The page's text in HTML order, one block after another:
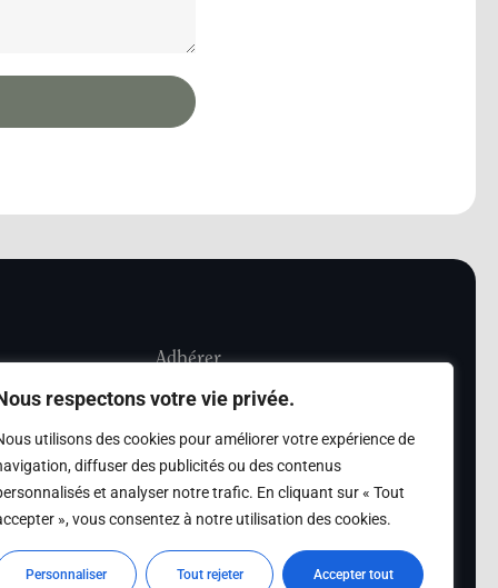
respectons votre vie privée.
utilisons des cookies pour améliorer votre expérience de
diffuser des publicités ou des contenus
et analyser notre trafic. En cliquant sur « Tout
», vous consentez à notre utilisation des cookies.
Personnaliser Tout rejeter Accepter tout
Les Amis de
de la
archives des Amis
Adhérer
Adhésion